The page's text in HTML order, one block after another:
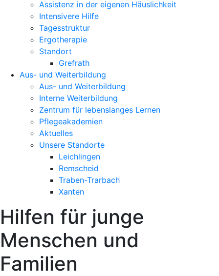
Assistenz in der eigenen Häuslichkeit
Intensivere Hilfe
Tagesstruktur
Ergotherapie
Standort
Grefrath
Aus- und Weiterbildung
Aus- und Weiterbildung
Interne Weiterbildung
Zentrum für lebenslanges Lernen
Pflegeakademien
Aktuelles
Unsere Standorte
Leichlingen
Remscheid
Traben-Trarbach
Xanten
Hilfen für junge
Menschen und
Familien